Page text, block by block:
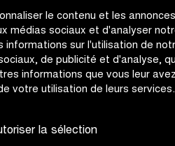
le contenu et les
médias sociaux et d'analyser
informations sur l'utilisation de
de publicité et d'analyse,
informations que vous leur avez
votre utilisation de leurs services.
la sélection
appartient à tous ! Il est plus
et d’organiser des événements
« Nous ne pourrions pas faire
cyclisme à nous seuls »,
Classics. « Les coureurs et
avons aussi besoin de nos
d’accueillir Zulte en tant que